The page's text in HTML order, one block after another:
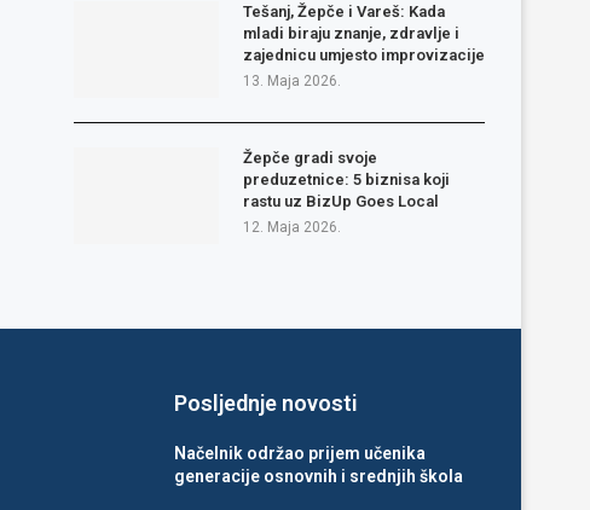
Tešanj, Žepče i Vareš: Kada
mladi biraju znanje, zdravlje i
zajednicu umjesto improvizacije
13. Maja 2026.
Žepče gradi svoje
preduzetnice: 5 biznisa koji
rastu uz BizUp Goes Local
12. Maja 2026.
Posljednje novosti
Načelnik održao prijem učenika
generacije osnovnih i srednjih škola